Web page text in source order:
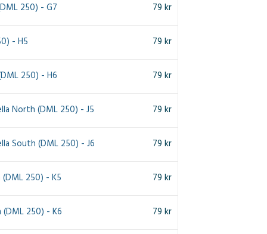
250) - G7 79 kr
- H5 79 kr
250) - H6 79 kr
North (DML 250) - J5 79 kr
South (DML 250) - J6 79 kr
250) - K5 79 kr
250) - K6 79 kr